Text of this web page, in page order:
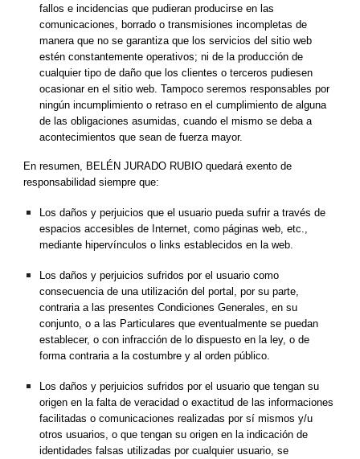
fallos e incidencias que pudieran producirse en las
comunicaciones, borrado o transmisiones incompletas de
manera que no se garantiza que los servicios del sitio web
estén constantemente operativos; ni de la producción de
cualquier tipo de daño que los clientes o terceros pudiesen
ocasionar en el sitio web. Tampoco seremos responsables por
ningún incumplimiento o retraso en el cumplimiento de alguna
de las obligaciones asumidas, cuando el mismo se deba a
acontecimientos que sean de fuerza mayor.
En resumen, BELÉN JURADO RUBIO quedará exento de
responsabilidad siempre que:
Los daños y perjuicios que el usuario pueda sufrir a través de
espacios accesibles de Internet, como páginas web, etc.,
mediante hipervínculos o links establecidos en la web.
Los daños y perjuicios sufridos por el usuario como
consecuencia de una utilización del portal, por su parte,
contraria a las presentes Condiciones Generales, en su
conjunto, o a las Particulares que eventualmente se puedan
establecer, o con infracción de lo dispuesto en la ley, o de
forma contraria a la costumbre y al orden público.
Los daños y perjuicios sufridos por el usuario que tengan su
origen en la falta de veracidad o exactitud de las informaciones
facilitadas o comunicaciones realizadas por sí mismos y/u
otros usuarios, o que tengan su origen en la indicación de
identidades falsas utilizadas por cualquier usuario, se